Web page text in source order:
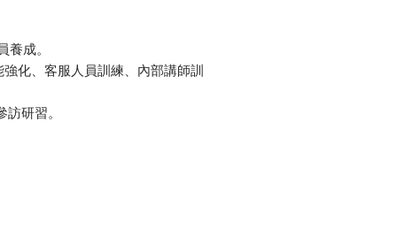
成。
化、客服人員訓練、內部講師訓
研習。